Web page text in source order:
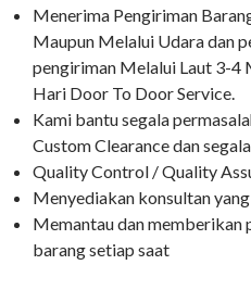
Menerima Pengiriman
Maupun Melalui Udara dan
pengiriman Melalui Laut 3-4
Hari Door To Door Service.
Kami bantu segala
Custom Clearance dan
Quality Control / Quality
Menyediakan konsultan
Memantau dan memberikan
barang setiap saat